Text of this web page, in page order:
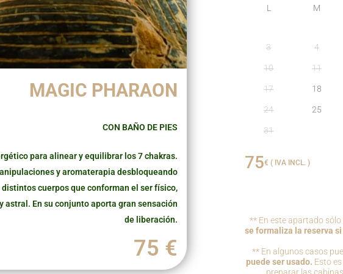
MAGIC PHARAON
CON BAÑO DE PIES
para alinear y equilibrar los 7 chakras.
y aromaterapia desbloqueando
distintos cuerpos que conforman el ser físico,
astral. En su conjunto aporta gran sensación
de liberación.
75 €
L M
3 4
10 11
17 18
24 25
31
75€ ( IVA INCL. )
** En este apartado
se formaliza la reserva
** En algunos casos
puede ser usado. Esto